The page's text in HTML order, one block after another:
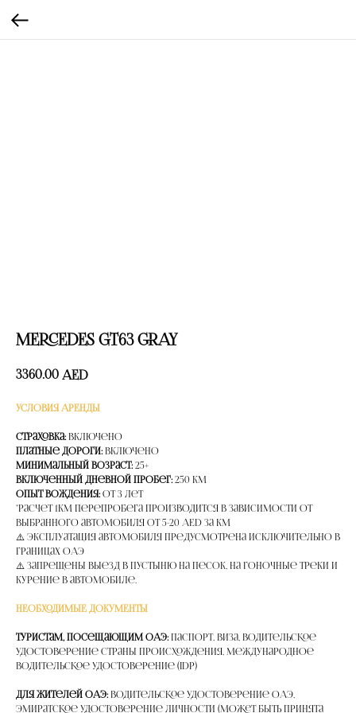
MERCEDES GT63 GRAY
3360.00 AED
УСЛОВИЯ АРЕНДЫ
Страховка: Включено
Платные дороги: Включено
Минимальный возраст: 25+
Включенный дневной пробег: 250 км
Опыт вождения: от 3 лет
*расчет 1км перепробега производится в зависимости от
выбранного автомобиля от 5-20 AED за км
⚠️ Эксплуатация автомобиля предусмотрена исключительно в
границах ОАЭ
⚠️ Запрещены выезд в пустыню на песок, на гоночные треки и
курение в автомобиле.
НЕОБХОДИМЫЕ ДОКУМЕНТЫ
Туристам, посещающим ОАЭ: Паспорт, Виза, Водительское
удостоверение страны происхождения, Международное
водительское удостоверение (IDP)
Для жителей ОАЭ: Водительское удостоверение ОАЭ,
Эмиратское удостоверение личности (может быть принята